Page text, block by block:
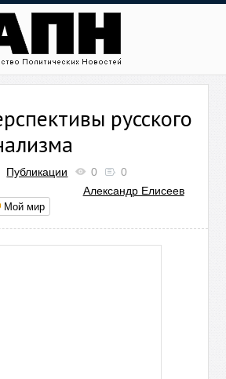
русского
Публикации 0
0
Александр Елисеев
Мой мир